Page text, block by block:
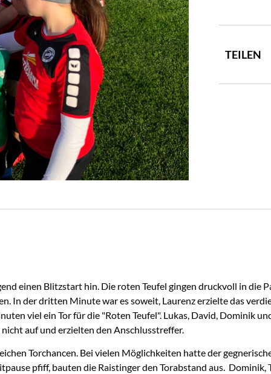
TEILEN
einen Blitzstart hin. Die roten Teufel gingen druckvoll in die
In der dritten Minute war es soweit, Laurenz erzielte das
viel ein Tor für die "Roten Teufel". Lukas, David, Dominik
auf und erzielten den Anschlusstreffer.
Torchancen. Bei vielen Möglichkeiten hatte der
pfiff, bauten die Raistinger den Torabstand aus.